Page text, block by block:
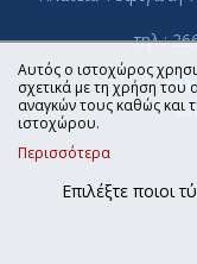
τηλ.:
Αυτός ο ιστοχώρος
σχετικά με τη χρήση του
αναγκών τους καθώς και
ιστοχώρου.
Περισσότερα
Επιλέξτε ποιοι